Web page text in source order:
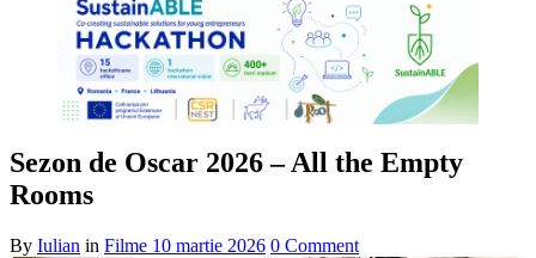
Sezon de Oscar 2026 – All the Empty
Rooms
By Iulian in Filme 10 martie 2026 0 Comment